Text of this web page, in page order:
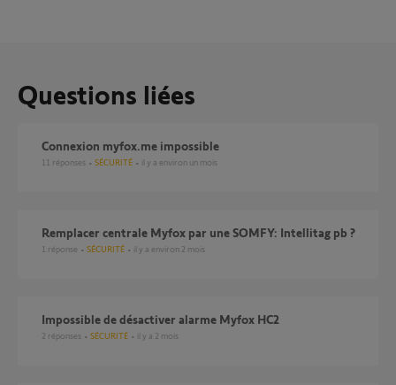
Questions liées
Connexion myfox.me impossible
11 réponses SÉCURITÉ il y a environ un mois
Remplacer centrale Myfox par une SOMFY: Intellitag pb ?
1 réponse SÉCURITÉ il y a environ 2 mois
Impossible de désactiver alarme Myfox HC2
2 réponses SÉCURITÉ il y a 2 mois